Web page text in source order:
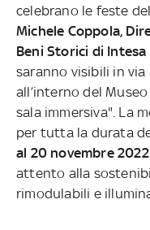
celebrano le feste
Michele Coppola,
Beni Storici di
saranno visibili in via
all’interno del
sala immersiva". La
per tutta la durata
al 20 novembre 2022
attento alla
rimodulabili e